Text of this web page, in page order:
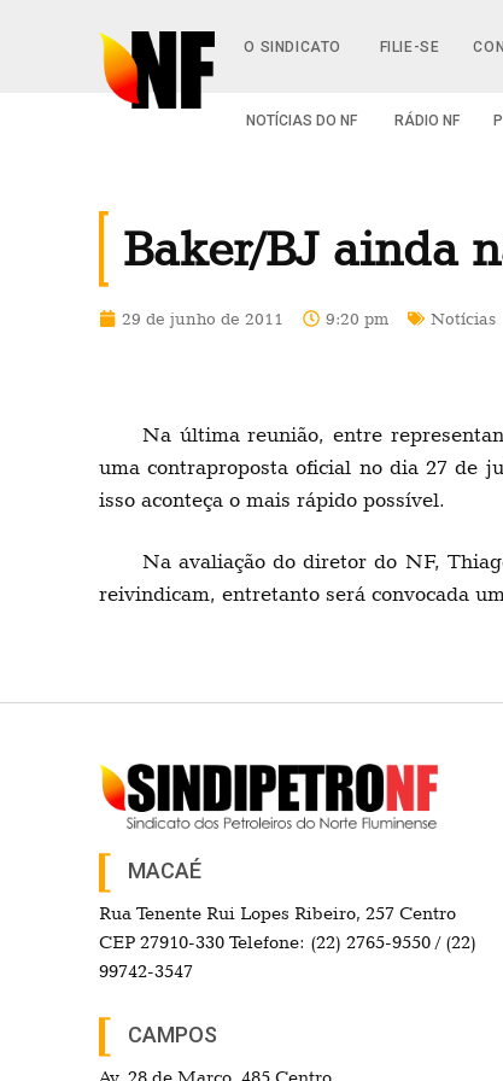
O SINDICATO FILIE-SE
NOTÍCIAS DO NF RÁDIO NF
Baker/BJ ainda
29 de junho de 2011 9:20 pm Notícias
Na última reunião, entre
uma contraproposta oficial no dia 27 de
isso aconteça o mais rápido possível.
Na avaliação do diretor do NF,
reivindicam, entretanto será convocada
MACAÉ
Rua Tenente Rui Lopes Ribeiro, 257 Centro
CEP 27910-330 Telefone: (22) 2765-9550 / (22)
99742-3547
CAMPOS